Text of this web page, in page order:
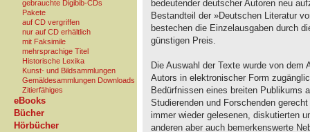
gebrauchte Digibib-CDs
Pakete
auf CD vergriffen
nur auf CD erhältlich
mit Faksimile
mehrsprachige Titel
Historische Lexika
Kunst- und Bildsammlungen
Gemäldesammlungen Downloads
Zitierfähiges
eBooks
Bücher
Hörbücher
bedeutender deutscher Autoren neu
Bestandteil der »Deutschen Literatur
bestechen die Einzelausgaben durch
günstigen Preis.
Die Auswahl der Texte wurde von
Autors in elektronischer Form
Bedürfnissen eines breiten Publikums
Studierenden und Forschenden
immer wieder gelesenen, diskutierten
anderen aber auch bemerkenswerte